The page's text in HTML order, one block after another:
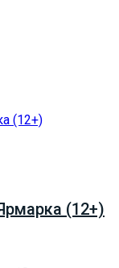
(12+)